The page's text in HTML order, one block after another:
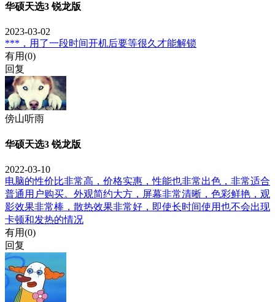
华硕天选3 锐龙版
2023-03-02
***，用了一段时间开机后要等很久才能解锁
有用(0)
回复
傍山听雨
华硕天选3 锐龙版
2022-03-10
电脑的性价比非常高，价格实惠，性能也非常出色，非常适合
普通用户购买。外观简约大方，屏幕非常清晰，色彩鲜艳，观
影效果非常棒，散热效果非常好，即使长时间使用也不会出现
卡顿和发热的情况
有用(0)
回复